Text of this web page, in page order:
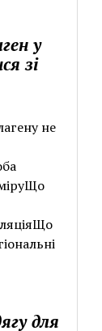
у
зі
не
для